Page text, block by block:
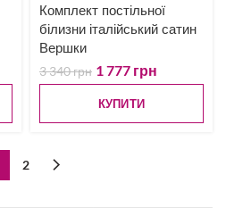
Комплект постільної
білизни італійський сатин
Вершки
3 340грн 1 777 грн
КУПИТИ
2